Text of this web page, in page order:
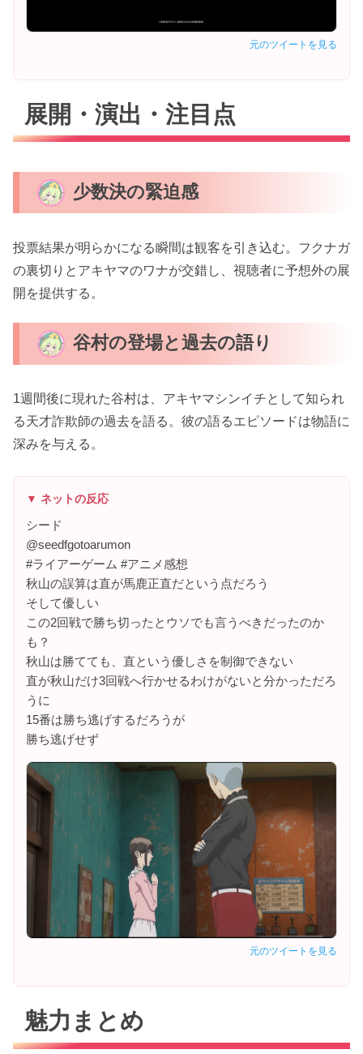
元のツイートを見る
展開・演出・注目点
少数決の緊迫感
投票結果が明らかになる瞬間は観客を引き込む。フクナガ
の裏切りとアキヤマのワナが交錯し、視聴者に予想外の展
開を提供する。
谷村の登場と過去の語り
1週間後に現れた谷村は、アキヤマシンイチとして知られ
る天才詐欺師の過去を語る。彼の語るエピソードは物語に
深みを与える。
▼ ネットの反応
シード
@seedfgotoarumon
#ライアーゲーム #アニメ感想
秋山の誤算は直が馬鹿正直だという点だろう
そして優しい
この2回戦で勝ち切ったとウソでも言うべきだったのか
も？
秋山は勝てても、直という優しさを制御できない
直が秋山だけ3回戦へ行かせるわけがないと分かっただろ
うに
15番は勝ち逃げするだろうが
勝ち逃げせず
元のツイートを見る
魅力まとめ